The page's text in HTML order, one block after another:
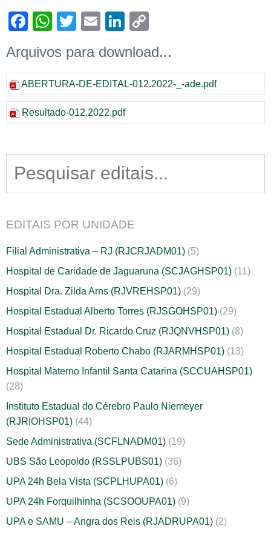
Facebook
WhatsApp
Twitter
EmailLinkedIn
Arquivos para download...
ABERTURA-DE-EDITAL-012.2022-_-ade.pdf
Resultado-012.2022.pdf
Search
for:
EDITAIS POR UNIDADE
Filial Administrativa – RJ (RJCRJADM01) (5)
Hospital de Caridade de Jaguaruna (SCJAGHSP01) (11)
Hospital Dra. Zilda Arns (RJVREHSP01) (29)
Hospital Estadual Alberto Torres (RJSGOHSP01) (29)
Hospital Estadual Dr. Ricardo Cruz (RJQNVHSP01) (8)
Hospital Estadual Roberto Chabo (RJARMHSP01) (13)
Hospital Materno Infantil Santa Catarina (SCCUAHSP01)
(28)
Instituto Estadual do Cérebro Paulo Niemeyer
(RJRIOHSP01) (44)
Sede Administrativa (SCFLNADM01) (19)
UBS São Leopoldo (RSSLPUBS01) (36)
UPA 24h Bela Vista (SCPLHUPA01) (6)
UPA 24h Forquilhinha (SCSOOUPA01) (9)
UPA e SAMU – Angra dos Reis (RJADRUPA01) (2)